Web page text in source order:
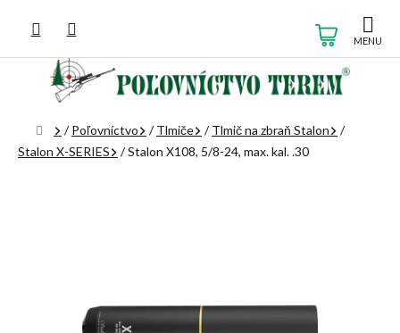
obsah
KOŠÍK
Domov
/ Poľovníctvo / Tlmiče / Tlmič na zbraň Stalon
/
Stalon X-SERIES
/Stalon X108, 5/8-24, max. kal. .30